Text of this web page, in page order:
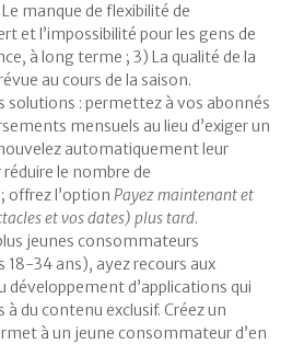
manque de flexibilité de
et l’impossibilité pour les gens de
à long terme ; 3) La qualité de la
au cours de la saison.
solutions : permettez à vos abonnés
mensuels au lieu d’exiger un
automatiquement leur
le nombre de
offrez l’option Payez maintenant et
et vos dates) plus tard.
jeunes consommateurs
18-34 ans), ayez recours aux
développement d’applications qui
à du contenu exclusif. Créez un
à un jeune consommateur d’en